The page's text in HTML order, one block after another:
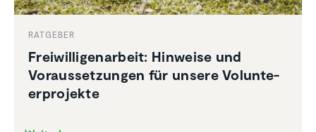
RATGEBER
Freiwil­li­gen­ar­beit: Hinweise und
Voraus­set­zungen für unsere Volun­te­
er­pro­jekte